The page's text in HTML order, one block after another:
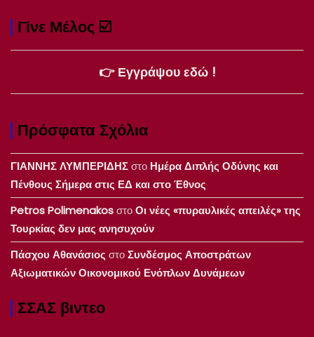
Γίνε Μέλος ☑️
👉 Εγγράψου εδώ !
Πρόσφατα Σχόλια
ΓΙΑΝΝΗΣ ΛΥΜΠΕΡΙΔΗΣστο Ημέρα Διπλής Οδύνης και
Πένθους Σήμερα στις ΕΔ και στο Έθνος
Petros PolimenakosστοΟι νέες «πυραυλικές απειλές» της
Τουρκίας δεν μας ανησυχούν
Πάσχου Αθανάσιος στοΣυνδέσμος Αποστράτων
Αξιωματικών Οικονομικού Ενόπλων Δυνάμεων
ΣΣΑΣ βιντεο